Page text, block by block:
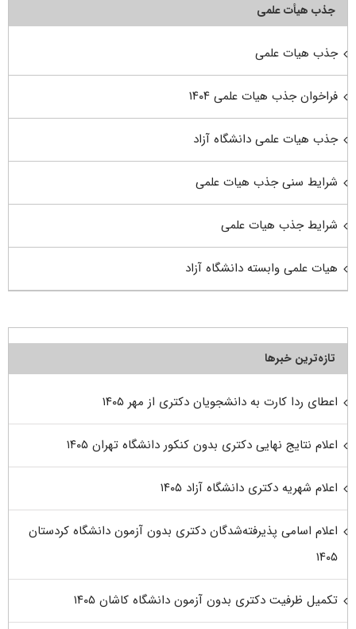
جذب هیأت علمی
جذب هیات علمی
فراخوان جذب هیات علمی ۱۴۰۴
جذب هیات علمی دانشگاه آزاد
شرایط سنی جذب هیات علمی
شرایط جذب هیات علمی
هیات علمی وابسته دانشگاه آزاد
تازه‌ترین خبرها
اعطای ردا کارت به دانشجویان دکتری از مهر ۱۴۰۵
اعلام نتایج نهایی دکتری بدون کنکور دانشگاه تهران ۱۴۰۵
اعلام شهریه دکتری دانشگاه آزاد ۱۴۰۵
اعلام اسامی پذیرفته‌شدگان دکتری بدون آزمون دانشگاه کردستان
۱۴۰۵
تکمیل ظرفیت دکتری بدون آزمون دانشگاه کاشان ۱۴۰۵